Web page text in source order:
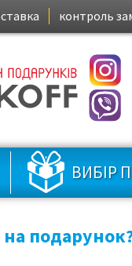
контроль
ВИБІР
на